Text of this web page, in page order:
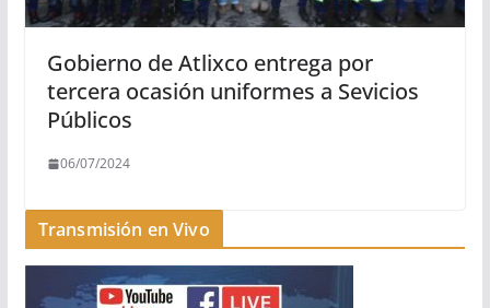
Gobierno de Atlixco entrega por
tercera ocasión uniformes a Sevicios
Públicos
06/07/2024
Transmisión en Vivo